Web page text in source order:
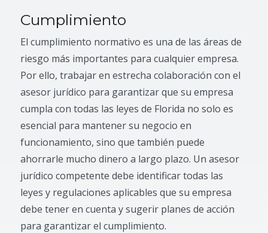
Cumplimiento
El cumplimiento normativo es una de las áreas de
riesgo más importantes para cualquier empresa.
Por ello, trabajar en estrecha colaboración con el
asesor jurídico para garantizar que su empresa
cumpla con todas las leyes de Florida no solo es
esencial para mantener su negocio en
funcionamiento, sino que también puede
ahorrarle mucho dinero a largo plazo. Un asesor
jurídico competente debe identificar todas las
leyes y regulaciones aplicables que su empresa
debe tener en cuenta y sugerir planes de acción
para garantizar el cumplimiento.